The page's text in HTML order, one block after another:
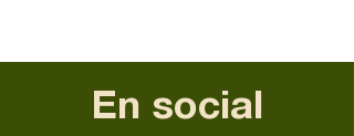
En social